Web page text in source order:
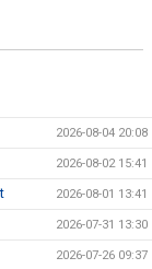
2026-08-04 20:08
2026-08-02 15:41
2026-08-01 13:41
2026-07-31 13:30
2026-07-26 09:37